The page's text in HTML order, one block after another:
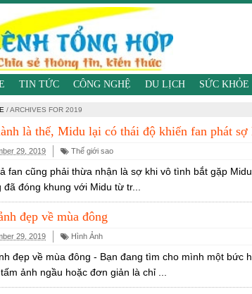
TIN TỨC CÔNG NGHỆ DU LỊCH SỨC KHỎE
/ARCHIVES FOR 2019
là thế, Midu lại có thái độ khiến fan phát
29, 2019 Thế giới sao
fan cũng phải thừa nhận là sợ khi vô tình bắt gặp
đóng khung với Midu từ tr...
đẹp về mùa đông
29, 2019 Hình Ảnh
đẹp về mùa đông - Bạn đang tìm cho mình một bức
ảnh ngầu hoặc đơn giản là chỉ ...